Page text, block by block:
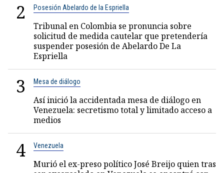
2 Posesión Abelardo de la Espriella
Tribunal en Colombia se pronuncia sobre
solicitud de medida cautelar que pretendería
suspender posesión de Abelardo De La
Espriella
3 Mesa de diálogo
Así inició la accidentada mesa de diálogo en
Venezuela: secretismo total y limitado acceso a
medios
4 Venezuela
Murió el ex-preso político José Breijo quien tras